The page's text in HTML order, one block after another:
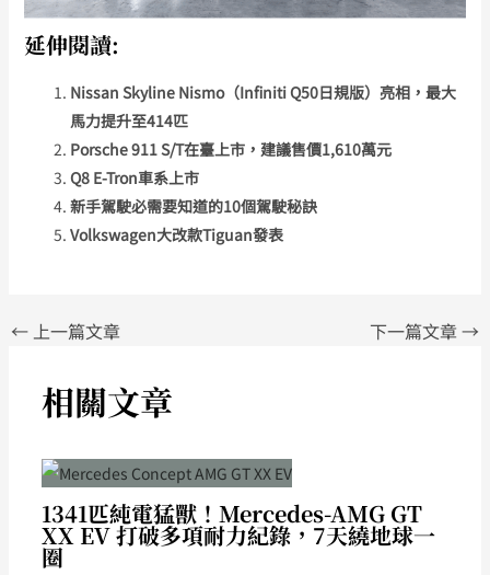
延伸閱讀:
Nissan Skyline Nismo（Infiniti Q50日規版）亮相，最大
馬力提升至414匹
Porsche 911 S/T在臺上市，建議售價1,610萬元
Q8 E-Tron車系上市
新手駕駛必需要知道的10個駕駛秘訣
Volkswagen大改款Tiguan發表
←上一篇文章 下一篇文章→
相關文章
1341匹純電猛獸！Mercedes-AMG GT
XX EV 打破多項耐力紀錄，7天繞地球一
圈